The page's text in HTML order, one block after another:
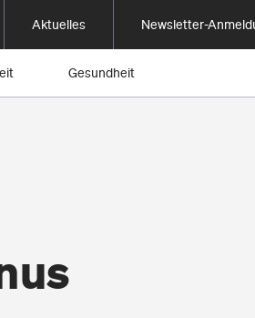
Aktuelles Newsletter-
Gesundheit